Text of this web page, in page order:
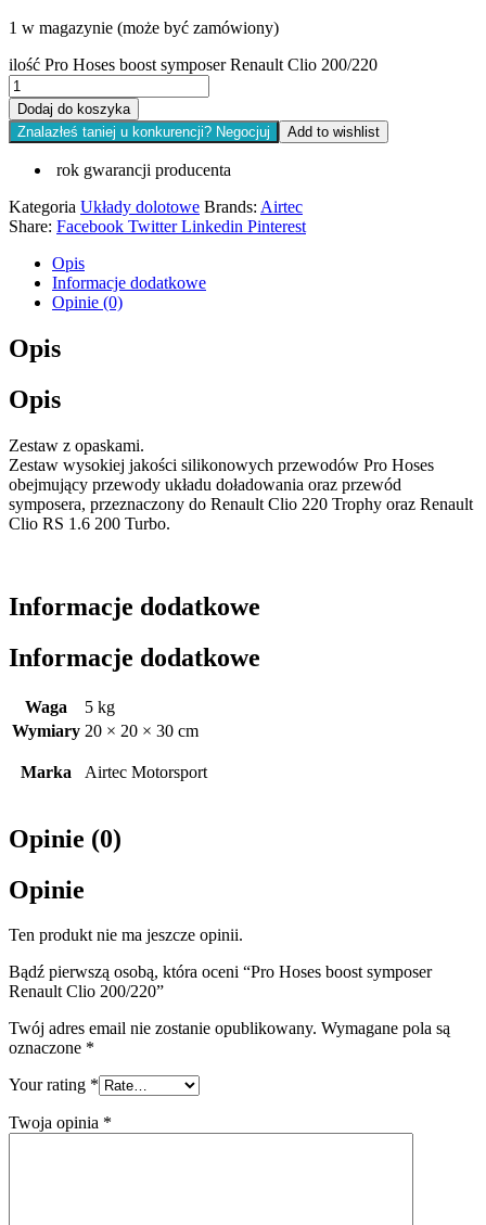
1 w magazynie (może być zamówiony)
ilość Pro Hoses boost symposer Renault Clio 200/220
Dodaj do koszyka
Znalazłeś taniej u konkurencji? Negocjuj
Add to wishlist
rok gwarancji producenta
Kategoria Układy dolotowe Brands: Airtec
Share: Facebook Twitter Linkedin Pinterest
Opis
Informacje dodatkowe
Opinie (0)
Opis
Opis
Zestaw z opaskami.
Zestaw wysokiej jakości silikonowych przewodów Pro Hoses
obejmujący przewody układu doładowania oraz przewód
symposera, przeznaczony do Renault Clio 220 Trophy oraz Renault
Clio RS 1.6 200 Turbo.
Informacje dodatkowe
Informacje dodatkowe
Waga
5 kg
Wymiary 20 × 20 × 30 cm
Marka Airtec Motorsport
Opinie (0)
Opinie
Ten produkt nie ma jeszcze opinii.
Bądź pierwszą osobą, która oceni “Pro Hoses boost symposer
Renault Clio 200/220”
Twój adres email nie zostanie opublikowany. Wymagane pola są
oznaczone *
Your rating *
Twoja opinia *